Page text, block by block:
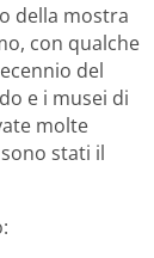
della mostra
con qualche
del
e i musei di
molte
stati il